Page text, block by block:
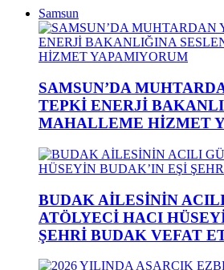
Samsun
SAMSUN’DA
TEPKİ ENERJİ
MAHALLEME HİZMET
BUDAK AİLESİNİN
ATÖLYECİ HACI
ŞEHRİ BUDAK VEFAT